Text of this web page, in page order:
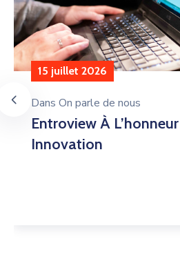
15 juillet 2026
Dans On parle de nous
Entroview À
Innovation